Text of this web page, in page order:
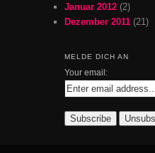
Januar 2012 (2)
Dezember 2011 (21)
MELDE DICH AN
Your email: